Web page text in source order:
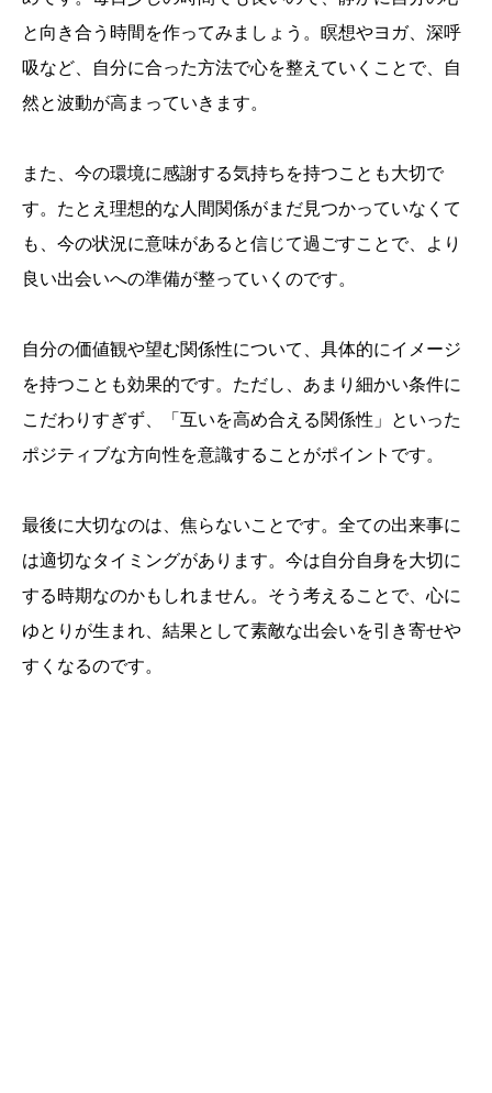
と向き合う時間を作ってみましょう。瞑想やヨガ、深呼
吸など、自分に合った方法で心を整えていくことで、自
然と波動が高まっていきます。
また、今の環境に感謝する気持ちを持つことも大切で
す。たとえ理想的な人間関係がまだ見つかっていなくて
も、今の状況に意味があると信じて過ごすことで、より
良い出会いへの準備が整っていくのです。
自分の価値観や望む関係性について、具体的にイメージ
を持つことも効果的です。ただし、あまり細かい条件に
こだわりすぎず、「互いを高め合える関係性」といった
ポジティブな方向性を意識することがポイントです。
最後に大切なのは、焦らないことです。全ての出来事に
は適切なタイミングがあります。今は自分自身を大切に
する時期なのかもしれません。そう考えることで、心に
ゆとりが生まれ、結果として素敵な出会いを引き寄せや
すくなるのです。